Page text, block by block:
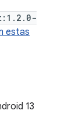
estas
13